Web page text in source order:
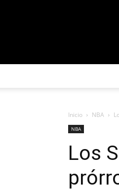
Inicio NBA
NBA
Los